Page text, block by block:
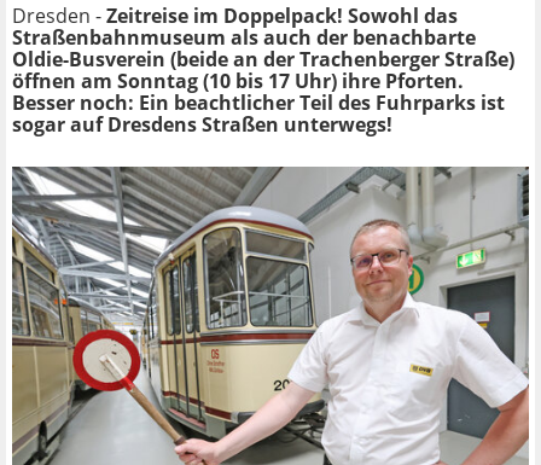
Dresden -Zeitreise im Doppelpack! Sowohl das
Straßenbahnmuseum als auch der benachbarte
Oldie-Busverein (beide an der Trachenberger Straße)
öffnen am Sonntag (10 bis 17 Uhr) ihre Pforten.
Besser noch: Ein beachtlicher Teil des Fuhrparks ist
sogar auf Dresdens Straßen unterwegs!